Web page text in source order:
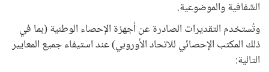
الشفافية والموضوعية.
وتُستخدم التقديرات الصادرة عن أجهزة الإحصاء الوطنية (بما في
ذلك المكتب الإحصائي للاتحاد الأوروبي) عند استيفاء جميع المعايير
التالية: